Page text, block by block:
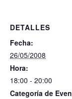
DETALLES
Fecha:
26/05/2008
Hora:
18:00 - 20:00
Categoría de